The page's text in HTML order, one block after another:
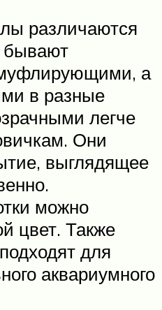
различаются
бывают
а
в разные
легче
Они
выглядящее
можно
цвет. Также
для
аквариумного